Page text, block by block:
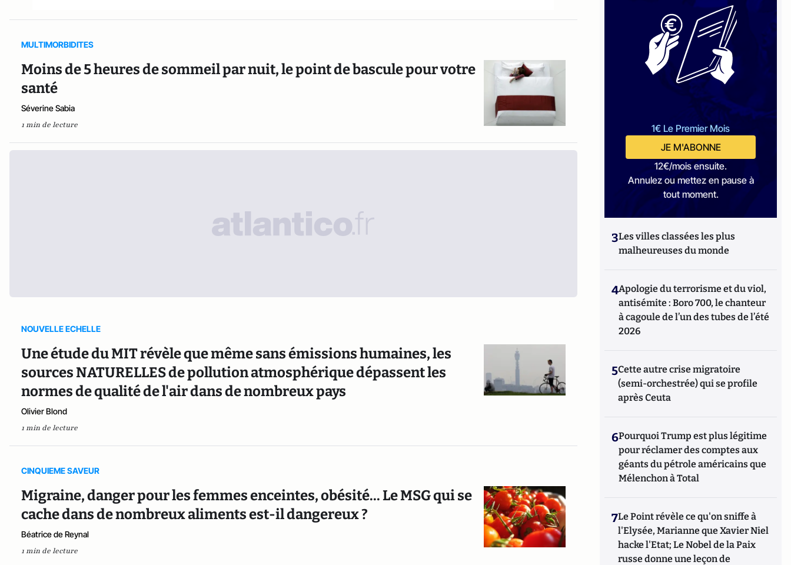
MULTIMORBIDITES
Moins de 5 heures de sommeil par nuit, le point de bascule pour votre
santé
Séverine Sabia
1 min de lecture
NOUVELLE ECHELLE
Une étude du MIT révèle que même sans émissions humaines, les
sources NATURELLES de pollution atmosphérique dépassent les
normes de qualité de l'air dans de nombreux pays
Olivier Blond
1 min de lecture
CINQUIEME SAVEUR
Migraine, danger pour les femmes enceintes, obésité... Le MSG qui se
cache dans de nombreux aliments est-il dangereux ?
Béatrice de Reynal
1 min de lecture
1€ Le Premier Mois
JE M'ABONNE
12€/mois ensuite.
Annulez ou mettez en pause à
tout moment.
3Les villes classées les plus
malheureuses du monde
4Apologie du terrorisme et du viol,
antisémite : Boro 700, le chanteur
à cagoule de l’un des tubes de l’été
2026
5Cette autre crise migratoire
(semi-orchestrée) qui se profile
après Ceuta
6Pourquoi Trump est plus légitime
pour réclamer des comptes aux
géants du pétrole américains que
Mélenchon à Total
7Le Point révèle ce qu'on sniffe à
l'Elysée, Marianne que Xavier Niel
hacke l'Etat; Le Nobel de la Paix
russe donne une leçon de